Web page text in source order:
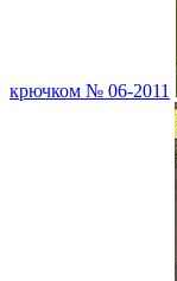
крючком № 06-2011